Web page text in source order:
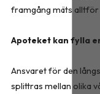
framgång mäts alltför
Apoteket kan fylla
Ansvaret för den
splittras mellan olika